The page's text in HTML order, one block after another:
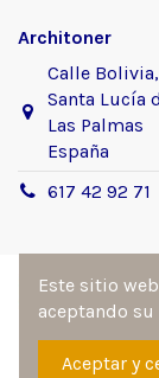
Architoner
Calle
Santa Lucía
Las Palmas
España
617 42 92 71
Sitio
Fernández
Este sitio
aceptando su
Aceptar y